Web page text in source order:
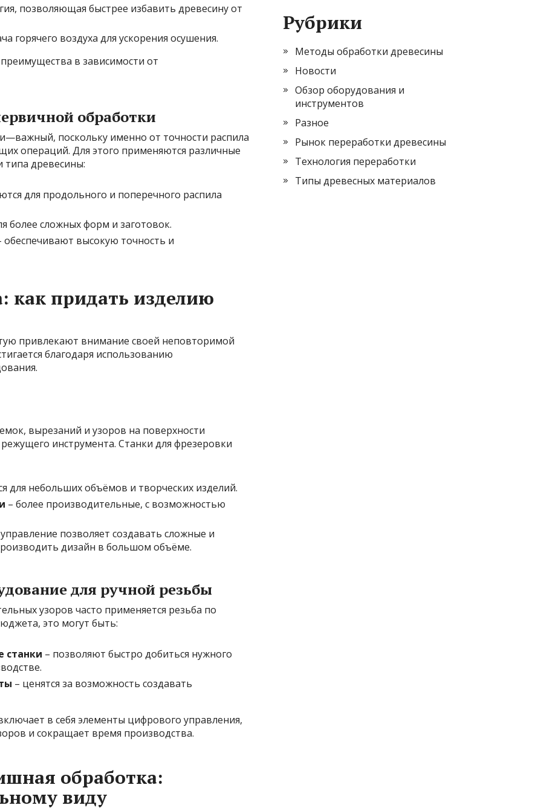
позволяющая быстрее избавить древесину от
горячего воздуха для ускорения осушения.
в зависимости от
обработки
поскольку именно от точности распила
операций. Для этого применяются различные
типа древесины:
для продольного и поперечного распила
более сложных форм и заготовок.
обеспечивают высокую точность и
как придать изделию
привлекают внимание своей неповторимой
благодаря использованию
вырезаний и узоров на поверхности
инструмента. Станки для фрезеровки
для небольших объёмов и творческих изделий.
– более производительные, с возможностью
позволяет создавать сложные и
дизайн в большом объёме.
для ручной резьбы
узоров часто применяется резьба по
это могут быть:
станки – позволяют быстро добиться нужного
– ценятся за возможность создавать
в себя элементы цифрового управления,
и сокращает время производства.
обработка:
виду
Рубрики
Методы обработки древесины
Новости
Обзор оборудования и
инструментов
Разное
Рынок переработки древесины
Технология переработки
Типы древесных материалов